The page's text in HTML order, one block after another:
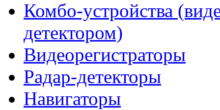
Комбо-устройства
детектором)
Видеорегистраторы
Радар-детекторы
Навигаторы